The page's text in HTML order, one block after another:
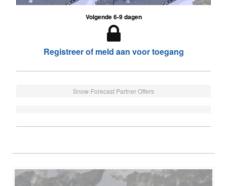
Volgende 6-9 dagen
Registreer of meld aan voor toegang
Snow-Forecast Partner Offers